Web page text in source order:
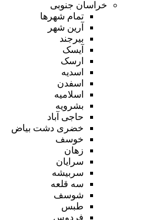
خراسان جنوبی
تمام شهر‌ها
آرین شهر
بیرجند
آیسک
ارسک
اسدیه
اسفدن
اسلامیه
بشرویه
حاجی آباد
خضری دشت بیاض
خوسف
زهان
سرایان
سربیشه
سه قلعه
شوسف
طبس
فردوس